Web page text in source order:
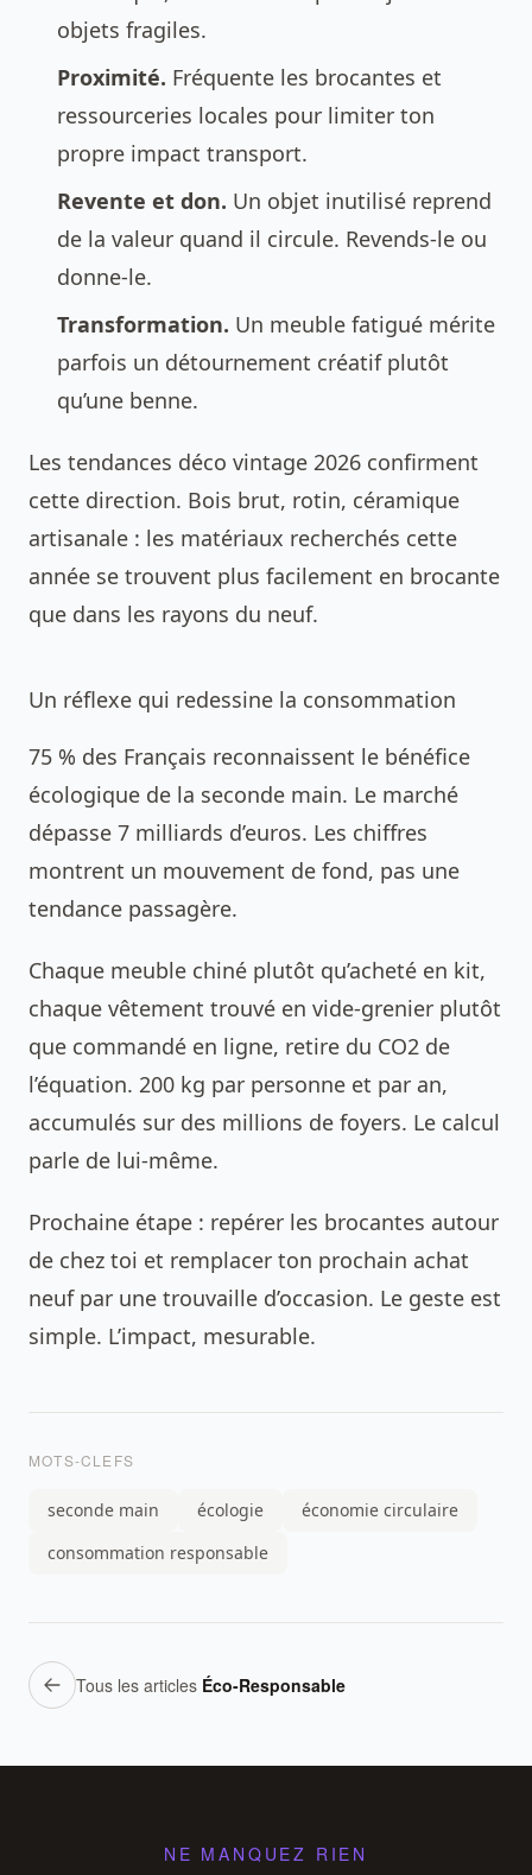
objets fragiles.
Proximité. Fréquente les brocantes et
ressourceries locales pour limiter ton
propre impact transport.
Revente et don. Un objet inutilisé reprend
de la valeur quand il circule. Revends-le ou
donne-le.
Transformation. Un meuble fatigué mérite
parfois un détournement créatifplutôt
qu’une benne.
Les tendances déco vintage 2026 confirment
cette direction. Bois brut, rotin, céramique
artisanale : les matériaux recherchés cette
année se trouvent plus facilement en brocante
que dans les rayons du neuf.
Un réflexe qui redessine la consommation
75 % des Français reconnaissent le bénéfice
écologique de la seconde main. Le marché
dépasse 7 milliards d’euros. Les chiffres
montrent un mouvement de fond, pas une
tendance passagère.
Chaque meuble chiné plutôt qu’acheté en kit,
chaque vêtement trouvé en vide-grenier plutôt
que commandé en ligne, retire du CO2 de
l’équation. 200 kg par personne et par an,
accumulés sur des millions de foyers. Le calcul
parle de lui-même.
Prochaine étape : repérer les brocantes autour
de chez toi et remplacer ton prochain achat
neuf par une trouvaille d’occasion. Le geste est
simple. L’impact, mesurable.
MOTS-CLEFS
seconde main écologie
économie circulaire
consommation responsable
Tous les articles Éco-Responsable
NE MANQUEZ RIEN